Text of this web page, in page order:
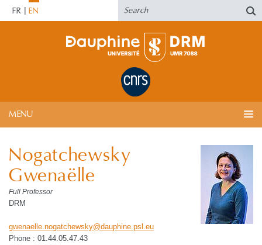
FR EN
MENU
Nogatchewsky
Gwenaëlle
Full Professor
DRM
gwenaelle.nogatchewsky@dauphine.psl .eu
Phone : 01.44.05.47.43